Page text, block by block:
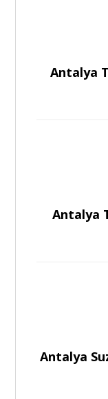
Antalya
Antalya
Antalya